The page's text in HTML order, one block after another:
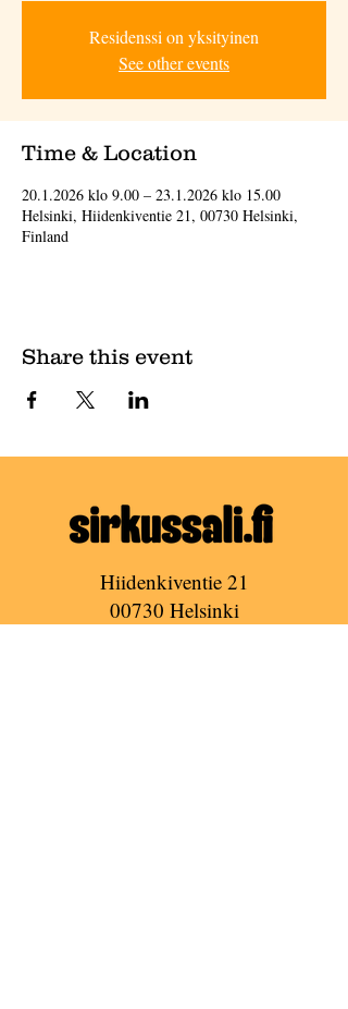
Residenssi on yksityinen
See other events
Time & Location
20.1.2026 klo 9.00 – 23.1.2026 klo 15.00
Helsinki, Hiidenkiventie 21, 00730 Helsinki,
Finland
Share this event
Hiidenkiventie 21
00730 Helsinki